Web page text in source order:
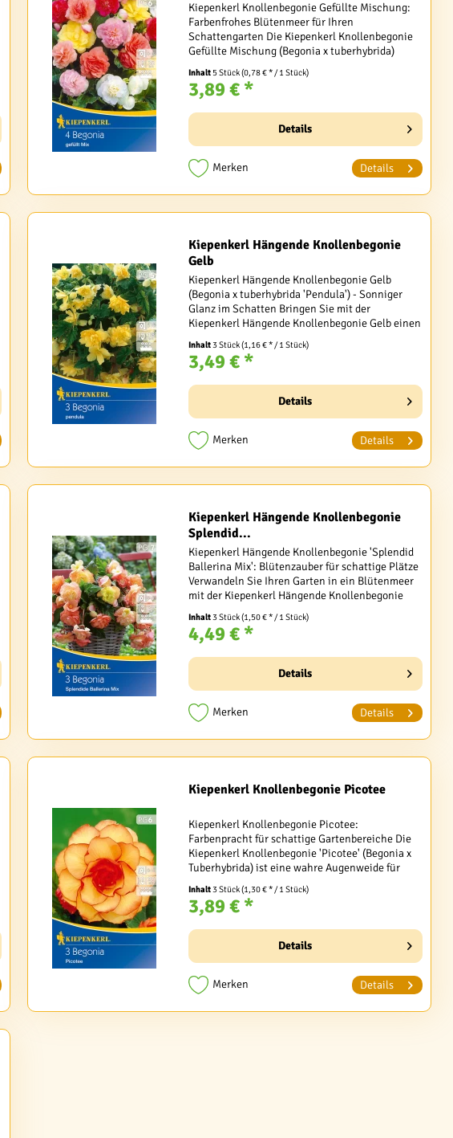
Kiepenkerl Knollenbegonie Gefüllte Mischung:
Farbenfrohes Blütenmeer für Ihren
Schattengarten Die Kiepenkerl Knollenbegonie
Gefüllte Mischung (Begonia x tuberhybrida)
verzaubert mit ihrer Vielfalt an leuchtenden
Farben und üppigen,...
Inhalt 5 Stück(0,78 € * / 1 Stück)
3,89 € *
Details
Merken Details
Kiepenkerl Hängende Knollenbegonie
Gelb
Kiepenkerl Hängende Knollenbegonie Gelb
(Begonia x tuberhybrida 'Pendula') - Sonniger
Glanz im Schatten Bringen Sie mit der
Kiepenkerl Hängende Knollenbegonie Gelb einen
Hauch von Sonnenschein in Ihre schattigen
Gartenecken. Diese...
Inhalt3 Stück(1,16 € * / 1 Stück)
3,49 € *
Details
Merken Details
Kiepenkerl Hängende Knollenbegonie
Splendid...
Kiepenkerl Hängende Knollenbegonie 'Splendid
Ballerina Mix': Blütenzauber für schattige Plätze
Verwandeln Sie Ihren Garten in ein Blütenmeer
mit der Kiepenkerl Hängende Knollenbegonie
'Splendid Ballerina Mix' (Begonia x
Tuberhybrida)....
Inhalt3 Stück(1,50 € * / 1 Stück)
4,49 € *
Details
Merken Details
Kiepenkerl Knollenbegonie Picotee
Kiepenkerl Knollenbegonie Picotee:
Farbenpracht für schattige Gartenbereiche Die
Kiepenkerl Knollenbegonie 'Picotee' (Begonia x
Tuberhybrida) ist eine wahre Augenweide für
Ihren Garten. Mit ihren atemberaubenden Blüten
in warmen Orange-...
Inhalt3 Stück(1,30 € * / 1 Stück)
3,89 € *
Details
Merken Details